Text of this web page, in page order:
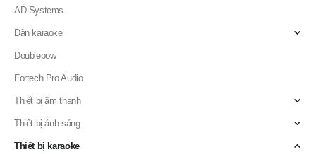
AD Systems
Dàn karaoke
Doublepow
Fortech Pro Audio
Thiết bị âm thanh
Thiết bị ánh sáng
Thiết bị karaoke